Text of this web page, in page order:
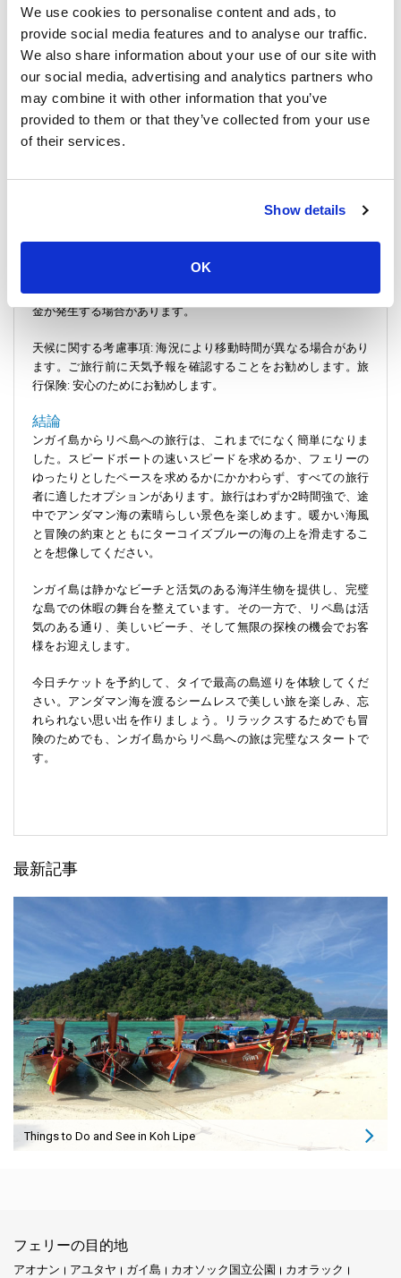
We use cookies to personalise content and ads, to
provide social media features and to analyse our traffic.
We also share information about your use of our site with
our social media, advertising and analytics partners who
may combine it with other information that you’ve
provided to them or that they’ve collected from your use
of their services.
Show details
OK
とがたくさんあり、リペ島でのあらゆる瞬間は発見とリラクゼ
ーションに満ちています。
チェックイン手順
ご旅行前に予約確認書と身分証明書をご用意ください。スムー
ズにチェックインできるよう、少なくとも出発時刻の 30 分前に
桟橋に到着してください。スピード ボートとフェリーの運航会
社である Satun Pakbara Speed Boat Club と Bundhaya Speed
し、快適な旅を保証します。清潔で居心地の良い座席が用意さ
フレンドリーなスタッフが、ご質問やご要望にお答えし、旅行
荷物許容量: 通常、乗客 1 人あたり 20 kg。超過荷物には追加料
金が発生する場合があります。
天候に関する考慮事項: 海況により移動時間が異なる場合があり
ます。ご旅行前に天気予報を確認することをお勧めします。旅
行保険: 安心のためにお勧めします。
結論
ンガイ島からリペ島への旅行は、これまでになく簡単になりま
した。スピードボートの速いスピードを求めるか、フェリーの
ゆったりとしたペースを求めるかにかかわらず、すべての旅行
者に適したオプションがあります。旅行はわずか2時間強で、途
中でアンダマン海の素晴らしい景色を楽しめます。暖かい海風
と冒険の約束とともにターコイズブルーの海の上を滑走するこ
とを想像してください。
ンガイ島は静かなビーチと活気のある海洋生物を提供し、完璧
な島での休暇の舞台を整えています。その一方で、リペ島は活
気のある通り、美しいビーチ、そして無限の探検の機会でお客
様をお迎えします。
今日チケットを予約して、タイで最高の島巡りを体験してくだ
さい。アンダマン海を渡るシームレスで美しい旅を楽しみ、忘
れられない思い出を作りましょう。リラックスするためでも冒
険のためでも、ンガイ島からリペ島への旅は完璧なスタートで
す。
最新記事
Things to Do and See in Koh Lipe
フェリーの目的地
アオナン アユタヤ ガイ島 カオソック国立公園
カオラック